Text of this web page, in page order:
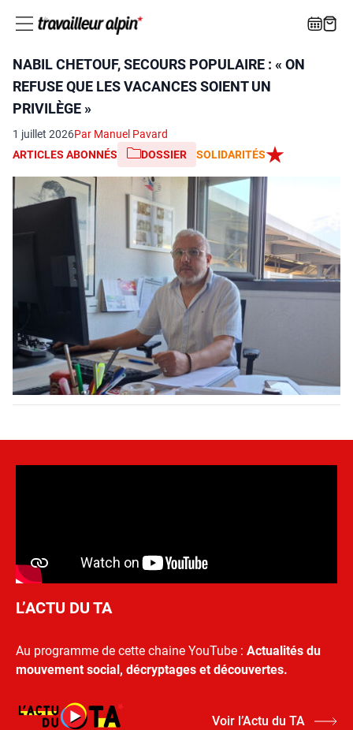
NABIL CHETOUF, SECOURS POPULAIRE : « ON
REFUSE QUE LES VACANCES SOIENT UN
PRIVILÈGE »
1 juillet 2026Par Manuel Pavard
ARTICLES ABONNÉS
DOSSIER SOLIDARITÉS
L’ACTU DU TA
Au programme de cette chaine YouTube : Actualités du
mouvement social, décryptages et découvertes.
Voir l’Actu du TA